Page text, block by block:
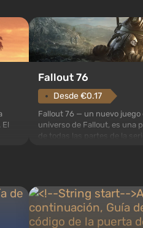
los
Fallout 76
Desde €0.17
Fallout 76 — un nuevo juego
universo de Fallout, es una
de todas las partes de la
abrirse primero después de
caigan las bombas n...